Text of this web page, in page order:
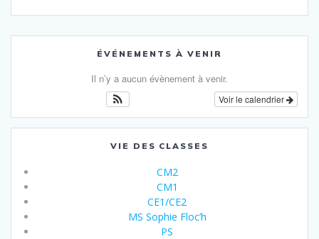
sein
articles
ÉVÉNEMENTS À VENIR
Il n’y a aucun évènement à venir.
Voir le calendrier
VIE DES CLASSES
CM2
CM1
CE1/CE2
MS Sophie Floc’h
PS